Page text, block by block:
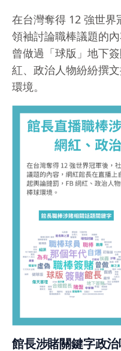
在台灣奪得 12 強世界
領袖討論職棒議題的
曾做過「球版」地下
紅、政治人物紛紛撰
環境。
館長涉賭關鍵字政